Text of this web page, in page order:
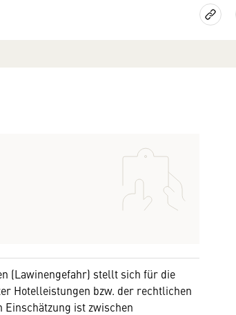
(Lawinengefahr) stellt sich für die
Hotelleistungen bzw. der rechtlichen
ist zwischen